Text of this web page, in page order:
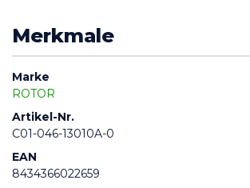
Merkmale
Marke
ROTOR
Artikel-Nr.
C01-046-13010A-0
EAN
8434366022659